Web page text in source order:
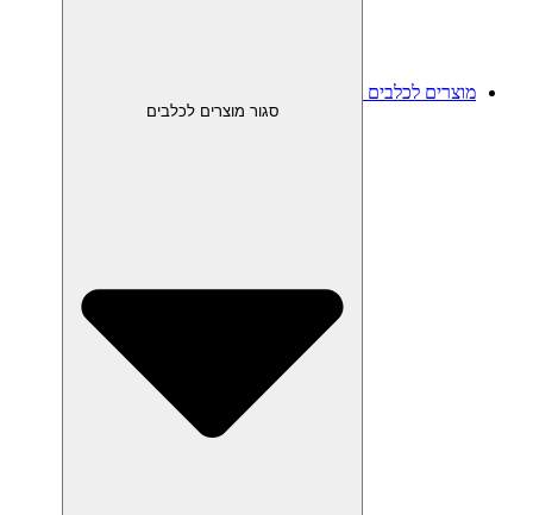
מוצרים לכלבים
סגור מוצרים לכלבים